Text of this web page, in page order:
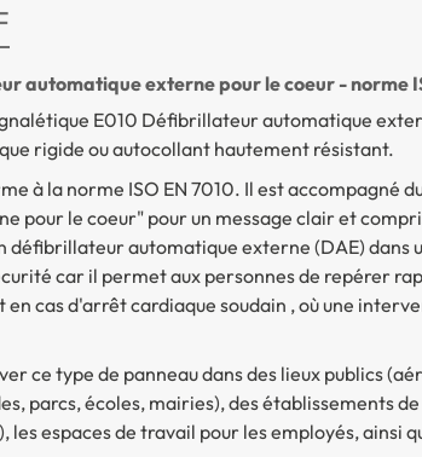
automatique externe pour le coeur - norme
E010 Défibrillateur automatique
rigide ou autocollant hautement résistant.
à la norme ISO EN 7010. Il est accompagné
pour le coeur" pour un message clair et
défibrillateur automatique externe (DAE) dans
car il permet aux personnes de repérer
en cas d'arrêt cardiaque soudain , où une
ce type de panneau dans des lieux publics
parcs, écoles, mairies), des établissements
les espaces de travail pour les employés, ainsi